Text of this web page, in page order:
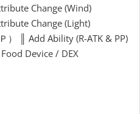
Change (Wind)
Change (Light)
） ║ Add Ability (R-ATK & PP)
Device / DEX